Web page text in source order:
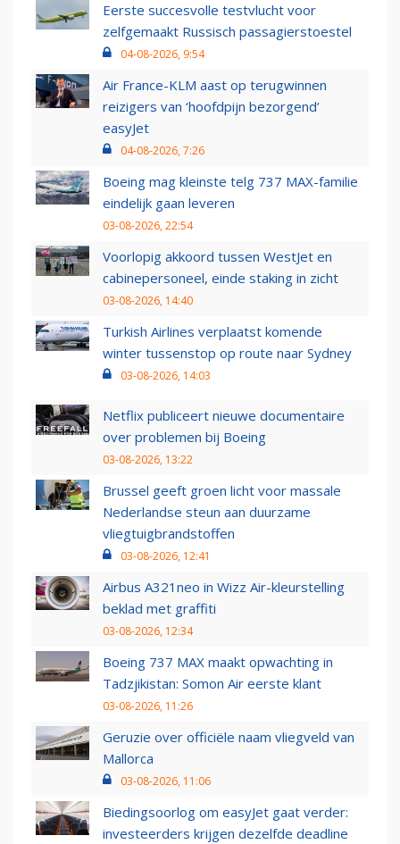
Eerste succesvolle testvlucht voor
zelfgemaakt Russisch passagierstoestel
04-08-2026, 9:54
Air France-KLM aast op terugwinnen
reizigers van ‘hoofdpijn bezorgend’
easyJet
04-08-2026, 7:26
Boeing mag kleinste telg 737 MAX-familie
eindelijk gaan leveren
03-08-2026, 22:54
Voorlopig akkoord tussen WestJet en
cabinepersoneel, einde staking in zicht
03-08-2026, 14:40
Turkish Airlines verplaatst komende
winter tussenstop op route naar Sydney
03-08-2026, 14:03
Netflix publiceert nieuwe documentaire
over problemen bij Boeing
03-08-2026, 13:22
Brussel geeft groen licht voor massale
Nederlandse steun aan duurzame
vliegtuigbrandstoffen
03-08-2026, 12:41
Airbus A321neo in Wizz Air-kleurstelling
beklad met graffiti
03-08-2026, 12:34
Boeing 737 MAX maakt opwachting in
Tadzjikistan: Somon Air eerste klant
03-08-2026, 11:26
Geruzie over officiële naam vliegveld van
Mallorca
03-08-2026, 11:06
Biedingsoorlog om easyJet gaat verder:
investeerders krijgen dezelfde deadline